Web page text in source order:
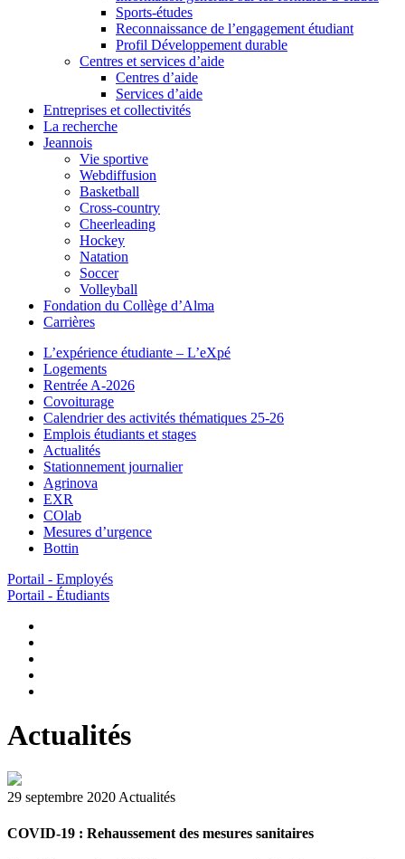
Sports-études
Reconnaissance de l’engagement étudiant
Profil Développement durable
Centres et services d’aide
Centres d’aide
Services d’aide
Entreprises et collectivités
La recherche
Jeannois
Vie sportive
Webdiffusion
Basketball
Cross-country
Cheerleading
Hockey
Natation
Soccer
Volleyball
Fondation du Collège d’Alma
Carrières
L’expérience étudiante – L’eXpé
Logements
Rentrée A-2026
Covoiturage
Calendrier des activités thématiques 25-26
Emplois étudiants et stages
Actualités
Stationnement journalier
Agrinova
EXR
COlab
Mesures d’urgence
Bottin
Portail - Employés
Portail - Étudiants
Actualités
29 septembre 2020Actualités
COVID-19 : Rehaussement des mesures sanitaires